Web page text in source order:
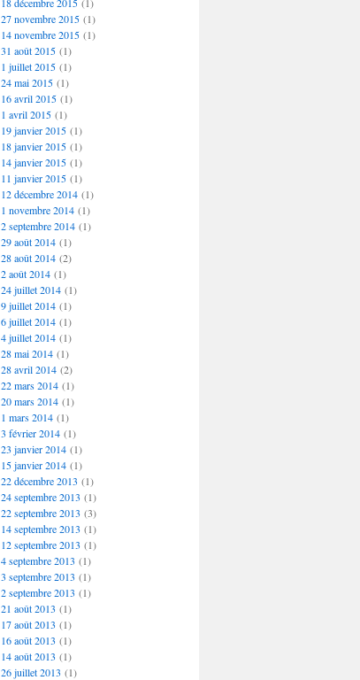
27 novembre 2015(1)
14 novembre 2015(1)
31 août 2015(1)
1 juillet 2015(1)
24 mai 2015(1)
16 avril 2015(1)
1 avril 2015(1)
19 janvier 2015(1)
18 janvier 2015(1)
14 janvier 2015(1)
11 janvier 2015(1)
12 décembre 2014(1)
1 novembre 2014(1)
2 septembre 2014(1)
29 août 2014(1)
28 août 2014(2)
2 août 2014(1)
24 juillet 2014(1)
9 juillet 2014(1)
6 juillet 2014(1)
4 juillet 2014(1)
28 mai 2014(1)
28 avril 2014(2)
22 mars 2014(1)
20 mars 2014(1)
1 mars 2014(1)
3 février 2014(1)
23 janvier 2014(1)
15 janvier 2014(1)
22 décembre 2013 (1)
24 septembre 2013 (1)
22 septembre 2013 (3)
14 septembre 2013 (1)
12 septembre 2013 (1)
4 septembre 2013 (1)
3 septembre 2013 (1)
2 septembre 2013 (1)
21 août 2013 (1)
17 août 2013 (1)
16 août 2013 (1)
14 août 2013 (1)
26 juillet 2013 (1)